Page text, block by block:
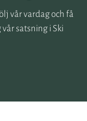
vår vardag och få
satsning i Ski